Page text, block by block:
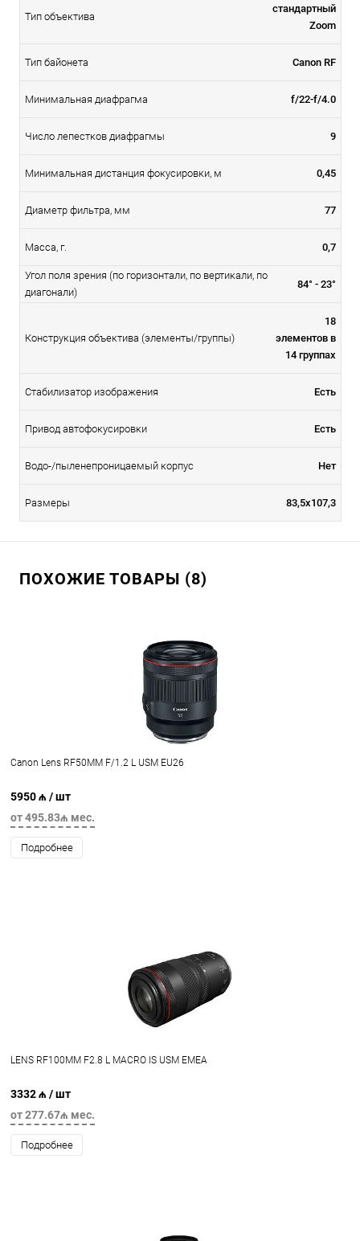
Тип объектива
стандартный
Zoom
Тип байонета Canon RF
Минимальная диафрагма f/22-f/4.0
Число лепестков диафрагмы 9
Минимальная дистанция фокусировки, м 0,45
Диаметр фильтра, мм 77
Масса, г. 0,7
Угол поля зрения (по горизонтали, по вертикали, по
диагонали)
84° - 23°
Конструкция объектива (элементы/группы)
18
элементов в
14 группах
Стабилизатор изображения Есть
Привод автофокусировки Есть
Водо-/пыленепроницаемый корпус Нет
Размеры 83,5х107,3
ПОХОЖИЕ ТОВАРЫ (8)
Canon Lens RF50MM F/1.2 L USM EU26
5950 ₼ / шт
от 495.83₼ мес.
Подробнее
LENS RF100MM F2.8 L MACRO IS USM EMEA
3332 ₼ / шт
от 277.67₼ мес.
Подробнее